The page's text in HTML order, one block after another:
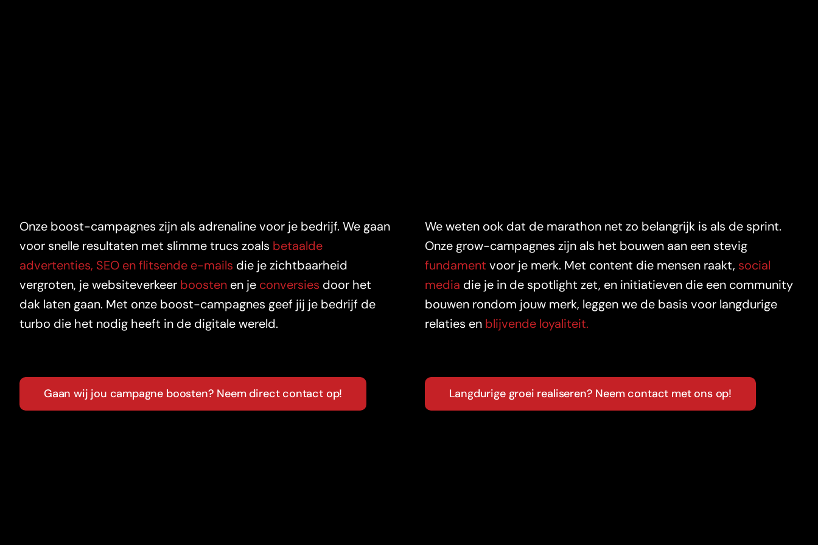
Onze boost-campagnes zijn als adrenaline voor je bedrijf. We gaan
voor snelle resultaten met slimme trucs zoals betaalde
advertenties, SEO en flitsende e-mails die je zichtbaarheid
vergroten, je websiteverkeer boostenen je conversies door het
dak laten gaan. Met onze boost-campagnes geef jij je bedrijf de
turbo die het nodig heeft in de digitale wereld.
Gaan wij jou campagne boosten? Neem direct contact op!
We weten ook dat de marathon net zo belangrijk is als de sprint.
Onze grow-campagnes zijn als het bouwen aan een stevig
fundament voor je merk. Met content die mensen raakt, social
media die je in de spotlight zet, en initiatieven die een community
bouwen rondom jouw merk, leggen we de basis voor langdurige
relaties en blijvende loyaliteit.
Langdurige groei realiseren? Neem contact met ons op!